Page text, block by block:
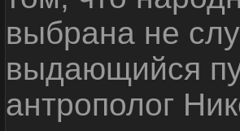
выбрана не
выдающийся
антрополог